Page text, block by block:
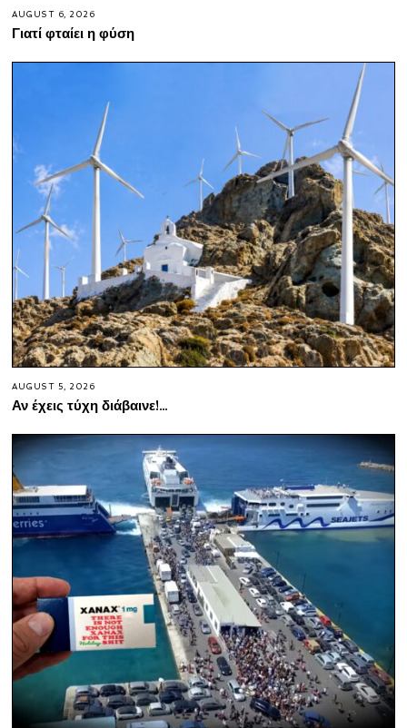
AUGUST 6, 2026
Γιατί φταίει η φύση
AUGUST 5, 2026
Αν έχεις τύχη διάβαινε!…